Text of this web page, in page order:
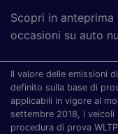
Scopri in
occasioni su auto
Il valore delle emissioni
definito sulla base di
applicabili in vigore al
settembre 2018, i
procedura di prova